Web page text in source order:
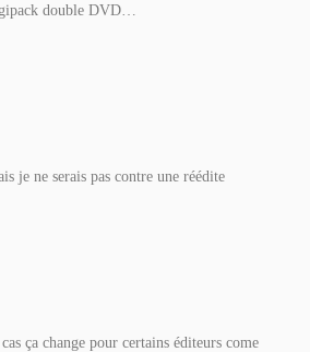
double DVD…
je ne serais pas contre une réédite
ça change pour certains éditeurs come